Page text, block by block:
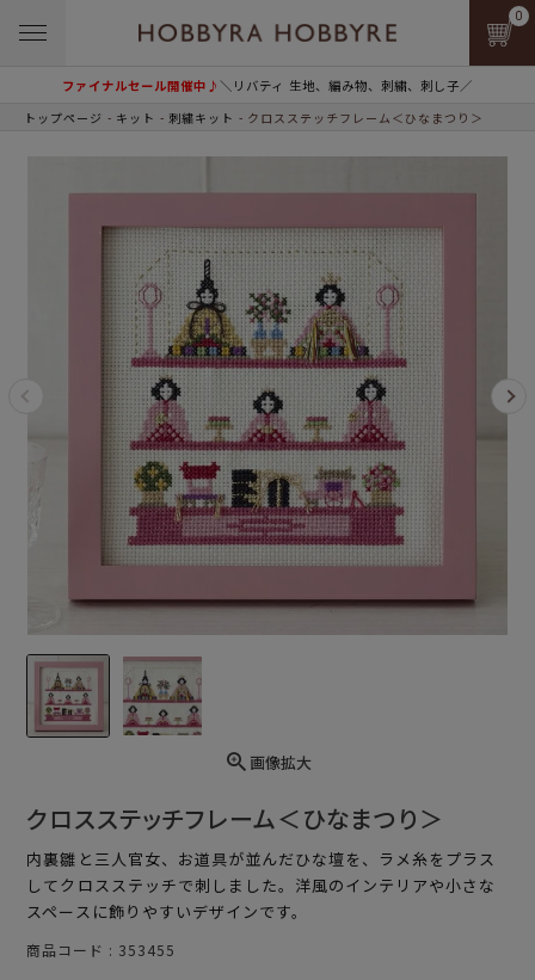
ファイナルセール開催中♪＼リバティ 生地、編み物、刺繍、刺し子／
0
トップページ キット 刺繍キット クロスステッチフレーム＜ひなまつり＞
画像拡大
クロスステッチフレーム＜ひなまつり＞
内裏雛と三人官女、お道具が並んだひな壇を、ラメ糸をプラス
してクロスステッチで刺しました。洋風のインテリアや小さな
スペースに飾りやすいデザインです。
商品コード 353455